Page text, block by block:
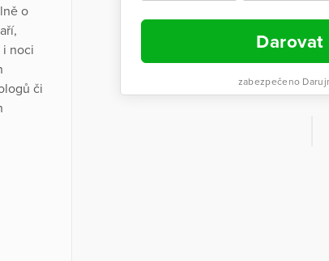
Darovat
zabezpečeno
o
i noci
či